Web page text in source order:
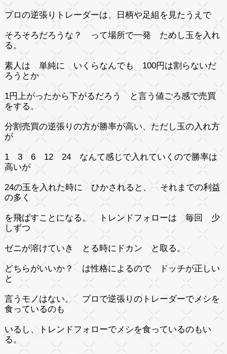
プロの逆張りトレーダーは、日柄や足組を見たうえで
そろそろだろうな？ って場所で一発 ためし玉を入れ
る。
素人は 単純に いくらなんでも 100円は割らないだ
ろうとか
1円上がったから下がるだろう と言う値ごろ感で売買
をする。
分割売買の逆張りの方が勝率が高い、ただし玉の入れ方
が
1 3 6 12 24 なんて感じで入れていくので勝率は
高いが
24の玉を入れた時に ひかされると、 それまでの利益
の多く
を飛ばすことになる。 トレンドフォローは 毎回 少
しずつ
ゼニが溶けていき とる時にドカン と取る。
どちらがいいか？ は性格によるので ドッチが正しい
と
言うモノはない。 プロで逆張りのトレーダーでメシを
食っているのも
いるし、トレンドフォローでメシを食っているのもい
る。